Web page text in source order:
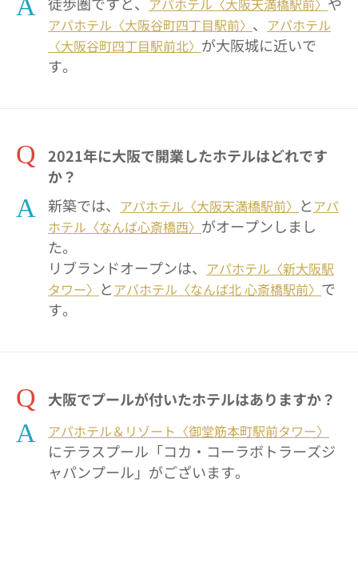
A アパホテル〈大阪天満橋駅前〉
アパホテル〈大阪谷町四丁目駅前〉 、
アパホテル
〈大阪谷町四丁目駅前北〉 が大阪城に近いで
す。
Q
2021年に大阪で開業したホテルはどれです
か？
A 新築では、 アパホテル〈大阪天満橋駅前〉 と アパ
ホテル〈なんば心斎橋西〉 がオープンしまし
た。
リブランドオープンは、
アパホテル〈新大阪駅
タワー〉 と アパホテル〈なんば北 心斎橋駅前〉 で
す。
Q 大阪でプールが付いたホテルはありますか？
A アパホテル＆リゾート〈御堂筋本町駅前タワー〉
にテラスプール「コカ・コーラボトラーズジ
ャパンプール」がございます。